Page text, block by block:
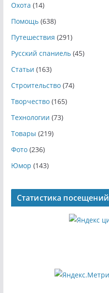
Охота (14)
Помощь(638)
Путешествия (291)
Русский спаниель(45)
Статьи (163)
Строительство(74)
Творчество(165)
Технологии (73)
Товары (219)
Фото(236)
Юмор (143)
Статистика посещений